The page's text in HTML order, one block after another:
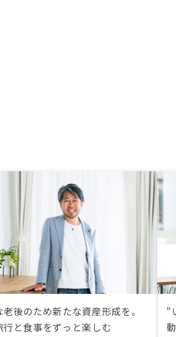
後のため新たな資産形成を。
行と食事をずっと楽しむ
“